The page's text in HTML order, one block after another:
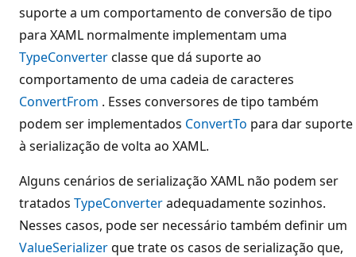
suporte a um comportamento de conversão de tipo
para XAML normalmente implementam uma
TypeConverterclasse que dá suporte ao
comportamento de uma cadeia de caracteres
ConvertFrom . Esses conversores de tipo também
podem ser implementados ConvertTo para dar suporte
à serialização de volta ao XAML.
Alguns cenários de serialização XAML não podem ser
tratados TypeConverteradequadamente sozinhos.
Nesses casos, pode ser necessário também definir um
ValueSerializerque trate os casos de serialização que,